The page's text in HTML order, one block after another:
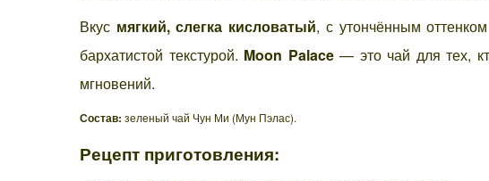
Вкус мягкий, слегка кисловатый, с утончённым
бархатистой текстурой. Moon Palace— это чай для тех,
мгновений.
Состав: зеленый чай Чун Ми (Мун Пэлас).
Рецепт приготовления: